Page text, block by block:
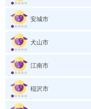
安城市
犬山市
江南市
稲沢市